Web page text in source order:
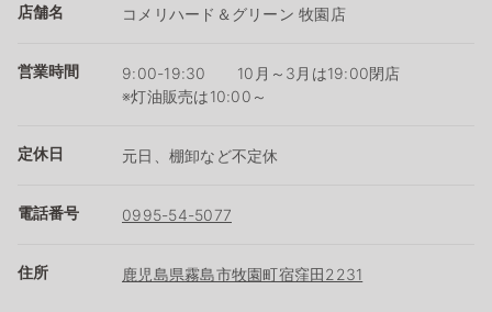
店舗名 コメリハード＆グリーン 牧園店
営業時間
9:00-19:30 10月～3月は19:00閉店
※灯油販売は10:00～
定休日 元日、棚卸など不定休
電話番号 0995-54-5077
住所 鹿児島県霧島市牧園町宿窪田2231